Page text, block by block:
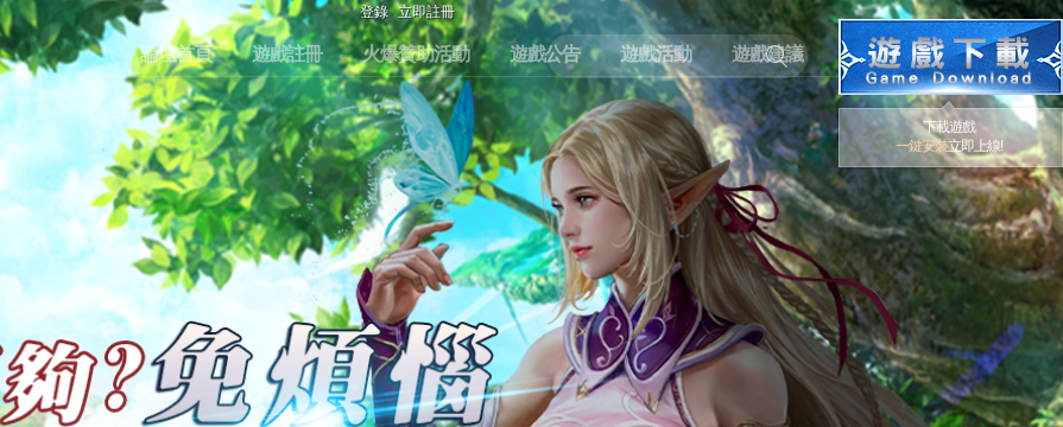
登錄 立即註冊
論壇首頁 遊戲註冊 火爆贊助活動 遊戲公告 遊戲活動 遊戲建議
下載遊戲
一鍵安裝立即上線!